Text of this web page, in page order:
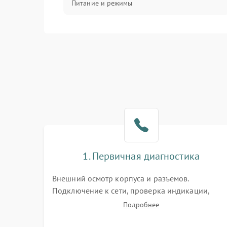
Питание и режимы
1. Первичная диагностика
Внешний осмотр корпуса и разъемов.
Подключение к сети, проверка индикации,
звуковых сигналов и кодов ошибок. Измерение
Подробнее